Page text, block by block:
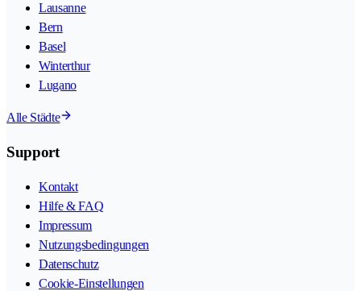
Lausanne
Bern
Basel
Winterthur
Lugano
Alle Städte
Support
Kontakt
Hilfe & FAQ
Impressum
Nutzungsbedingungen
Datenschutz
Cookie-Einstellungen